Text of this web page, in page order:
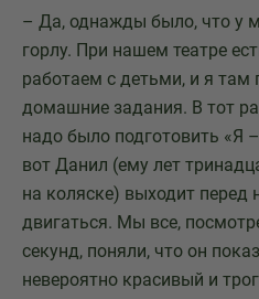
– Да, однажды было, что у
горлу. При нашем театре
работаем с детьми, и я там
домашние задания. В тот
надо было подготовить «Я
вот Данил (ему лет
на коляске) выходит перед
двигаться. Мы все,
секунд, поняли, что он
невероятно красивый и